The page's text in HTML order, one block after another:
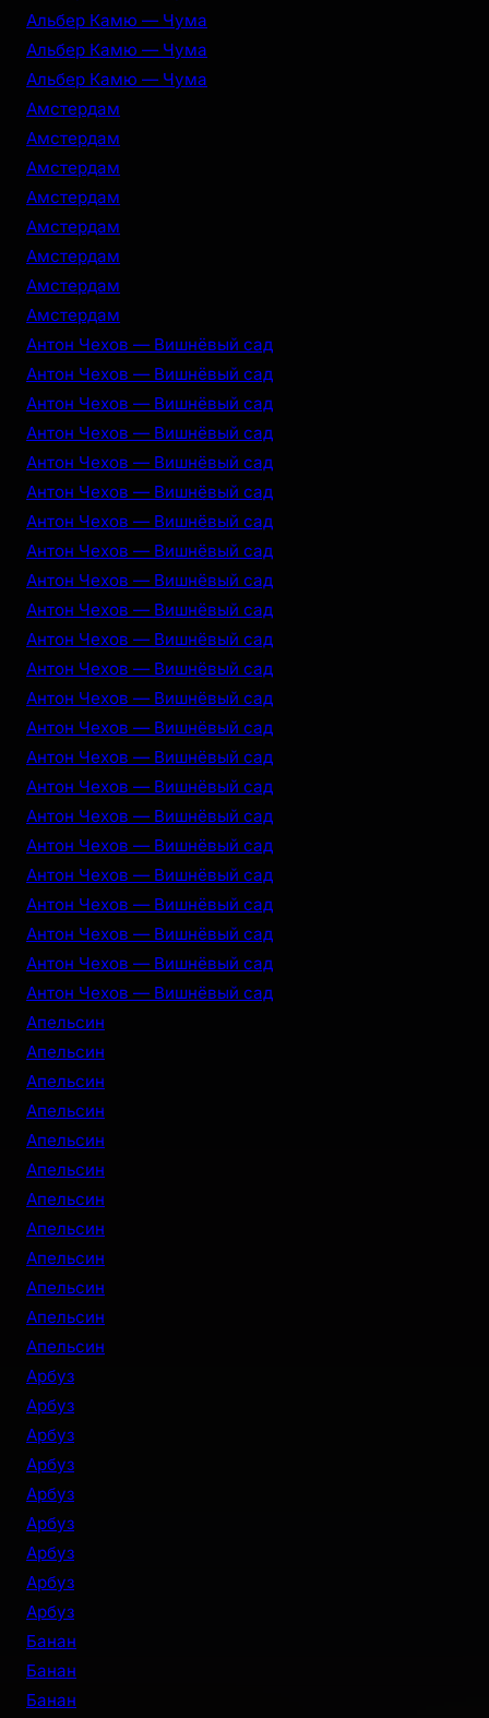
Альбер Камю — Чума
Альбер Камю — Чума
Альбер Камю — Чума
Амстердам
Амстердам
Амстердам
Амстердам
Амстердам
Амстердам
Амстердам
Амстердам
Антон Чехов — Вишнёвый сад
Антон Чехов — Вишнёвый сад
Антон Чехов — Вишнёвый сад
Антон Чехов — Вишнёвый сад
Антон Чехов — Вишнёвый сад
Антон Чехов — Вишнёвый сад
Антон Чехов — Вишнёвый сад
Антон Чехов — Вишнёвый сад
Антон Чехов — Вишнёвый сад
Антон Чехов — Вишнёвый сад
Антон Чехов — Вишнёвый сад
Антон Чехов — Вишнёвый сад
Антон Чехов — Вишнёвый сад
Антон Чехов — Вишнёвый сад
Антон Чехов — Вишнёвый сад
Антон Чехов — Вишнёвый сад
Антон Чехов — Вишнёвый сад
Антон Чехов — Вишнёвый сад
Антон Чехов — Вишнёвый сад
Антон Чехов — Вишнёвый сад
Антон Чехов — Вишнёвый сад
Антон Чехов — Вишнёвый сад
Антон Чехов — Вишнёвый сад
Апельсин
Апельсин
Апельсин
Апельсин
Апельсин
Апельсин
Апельсин
Апельсин
Апельсин
Апельсин
Апельсин
Апельсин
Арбуз
Арбуз
Арбуз
Арбуз
Арбуз
Арбуз
Арбуз
Арбуз
Арбуз
Банан
Банан
Банан